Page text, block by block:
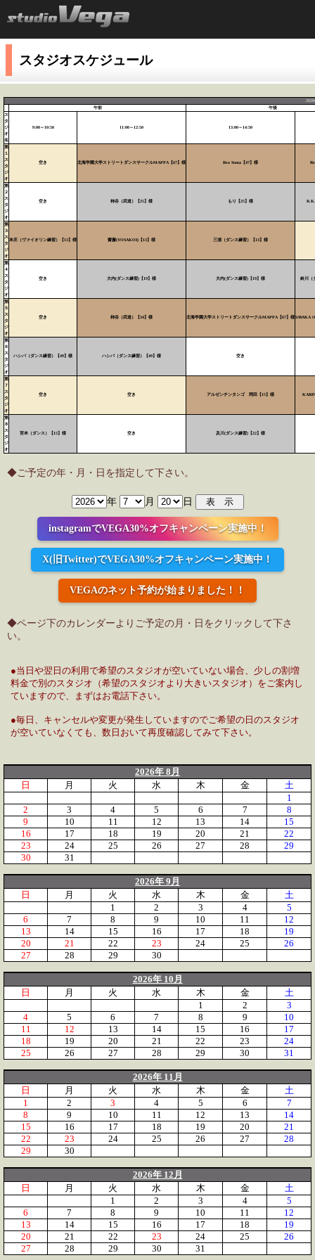
スタジオスケジュール
午前
午後
ス
タ
ジ
オ
名
9:00～10:50 11:00～12:50 13:00～14:50
第
１
ス
タ
ジ
オ
空き 北海学園大学ストリートダンスサークルMAPPA【67】様 Reo Soma【47】様
第
２
ス
タ
ジ
オ
空き 柿谷（武道）【25】様 もり【25】様
第
３
ス
タ
ジ
オ
本庄（ヴァイオリン練習）【13】様 齋藤(YOSAKOI)【13】様 三浦（ダンス練習）【13】様
第
４
ス
タ
ジ
オ
空き 大内(ダンス練習)【19】様 大内(ダンス練習)【19】様 鈴川（
第
５
ス
タ
ジ
オ
空き 柿谷（武道）【34】様 北海学園大学ストリートダンスサークルMAPPA【67】様SAYAKA
第
６
ス
タ
ジ
オ
ハシバ（ダンス練習）【49】様 ハシバ（ダンス練習）【49】様 空き
第
７
ス
タ
ジ
オ
空き 空き アルゼンチンタンゴ 岡田【15】様
第
８
ス
タ
ジ
オ
宮本（ダンス）【15】様 空き 及川(ダンス練習)【22】様
◆ご予定の年・月・日を指定して下さい。
年 月 日
instagramでVEGA30%オフキャンペーン実施中！
X(旧Twitter)でVEGA30%オフキャンペーン実施中！
VEGAのネット予約が始まりました！！
◆ページ下のカレンダーよりご予定の月・日をクリックして下さ
い。
●当日や翌日の利用で希望のスタジオが空いていない場合、少しの割増
料金で別のスタジオ（希望のスタジオより大きいスタジオ）をご案内し
ていますので、まずはお電話下さい。
●毎日、キャンセルや変更が発生していますのでご希望の日のスタジオ
が空いていなくても、数日おいて再度確認してみて下さい。
2026年 8月
日
月 火 水 木 金
土
1
2
3 4 5 6 7
8
9
10 11 12 13 14
15
16
17 18 19 20 21
22
23
24 25 26 27 28
29
30
31
2026年 9月
日
月 火 水 木 金
土
1
2 3 4
5
6
7 8 9 10 11
12
13
14 15 16 17 18
19
20
21 22 23 24 25
26
27
28 29 30
2026年 10月
日
月 火 水 木 金
土
1
2
3
4
5 6 7 8 9
10
11
12 13 14 15 16
17
18
19 20 21 22 23
24
25
26 27 28 29 30 31
2026年 11月
日
月 火 水 木 金
土
1
2 3 4 5 6
7
8
9 10 11 12 13
14
15
16 17 18 19 20
21
22
23 24 25 26 27
28
29
30
2026年 12月
日
月 火 水 木 金
土
1
2 3 4
5
6
7 8 9 10 11
12
13
14 15 16 17 18
19
20
21 22 23 24 25
26
27
28 29 30 31